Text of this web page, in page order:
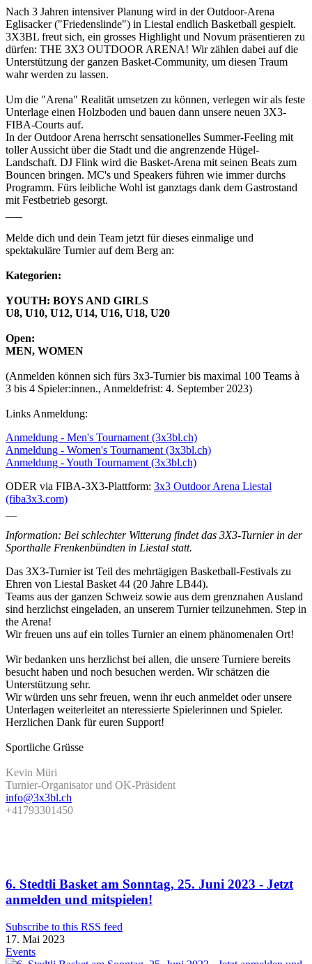
Nach 3 Jahren intensiver Planung wird in der Outdoor-Arena
Eglisacker ("Friedenslinde") in Liestal endlich Basketball gespielt.
3X3BL freut sich, ein grosses Highlight und Novum präsentieren zu
dürfen: THE 3X3 OUTDOOR ARENA! Wir zählen dabei auf die
Unterstützung der ganzen Basket-Community, um diesen Traum
wahr werden zu lassen.
Um die "Arena" Realität umsetzen zu können, verlegen wir als feste
Unterlage einen Holzboden und bauen dann unsere neuen 3X3-
FIBA-Courts auf.
In der Outdoor Arena herrscht sensationelles Summer-Feeling mit
toller Aussicht über die Stadt und die angrenzende Hügel-
Landschaft. DJ Flink wird die Basket-Arena mit seinen Beats zum
Bouncen bringen. MC's und Speakers führen wie immer durchs
Programm. Fürs leibliche Wohl ist ganztags dank dem Gastrostand
mit Festbetrieb gesorgt.
Melde dich und dein Team jetzt für dieses einmalige und
spektakuläre Turnier auf dem Berg an:
Kategorien:
YOUTH: BOYS AND GIRLS
U8, U10, U12, U14, U16, U18, U20
Open:
MEN, WOMEN
(Anmelden können sich fürs 3x3-Turnier bis maximal 100 Teams à
3 bis 4 Spieler:innen., Anmeldefrist: 4. September 2023)
Links Anmeldung:
Anmeldung - Men's Tournament (3x3bl.ch)
Anmeldung - Women's Tournament (3x3bl.ch)
Anmeldung - Youth Tournament (3x3bl.ch)
ODER via FIBA-3X3-Plattform: 3x3 Outdoor Arena Liestal
(fiba3x3.com)
Information: Bei schlechter Witterung findet das 3X3-Turnier in der
Sporthalle Frenkenbündten in Liestal statt.
Das 3X3-Turnier ist Teil des mehrtägigen Basketball-Festivals zu
Ehren von Liestal Basket 44 (20 Jahre LB44).
Teams aus der ganzen Schweiz sowie aus dem grenznahen Ausland
sind herzlichst eingeladen, an unserem Turnier teilzunehmen. Step in
the Arena!
Wir freuen uns auf ein tolles Turnier an einem phänomenalen Ort!
Wir bedanken uns herzlichst bei allen, die unsere Turniere bereits
besucht haben und noch besuchen werden. Wir schätzen die
Unterstützung sehr.
Wir würden uns sehr freuen, wenn ihr euch anmeldet oder unsere
Unterlagen weiterleitet an nteressierte Spielerinnen und Spieler.
Herzlichen Dank für euren Support!
Sportliche Grüsse
Kevin Müri
Turnier-Organisator und OK-Präsident
info@3x3bl.ch
+41793301450
6. Stedtli Basket am Sonntag, 25. Juni 2023 - Jetzt
anmelden und mitspielen!
Subscribe to this RSS feed
17. Mai 2023
Events